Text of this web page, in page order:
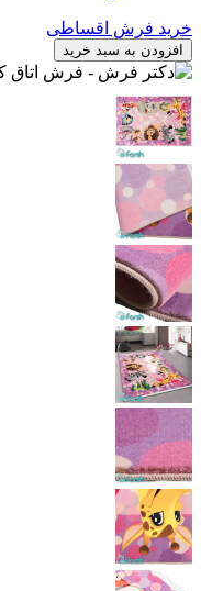
خرید فرش اقساطی
افزودن به سبد خرید